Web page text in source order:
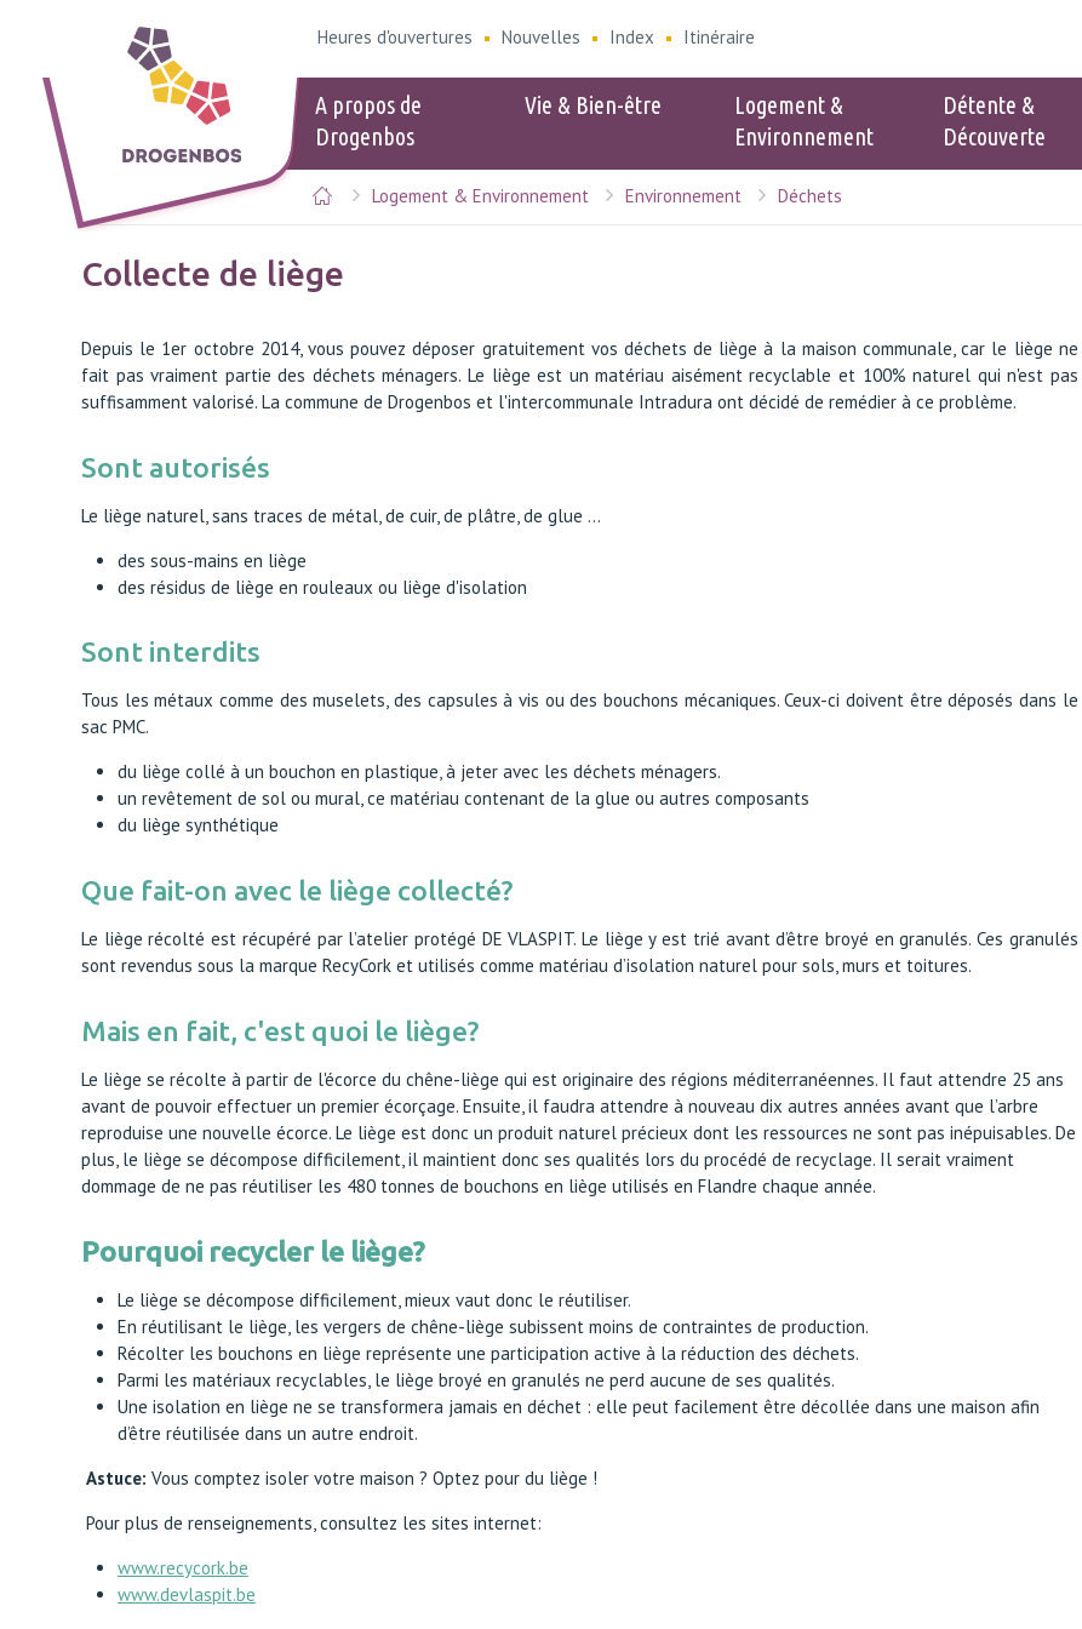
Heures d'ouvertures Nouvelles Index Itinéraire
A propos de
Drogenbos
Vie & Bien-être
eID
Logement &
Environnement
Calendrier des collectes
sélectives
Points de vente sac poubelles
Détente &
Découverte
Logement & Environnement Environnement Déchets
Collecte de liège
Depuis le 1er octobre 2014, vous pouvez déposer gratuitement vos déchets de liège à la maison communale, car le liège ne
fait pas vraiment partie des déchets ménagers. Le liège est un matériau aisément recyclable et 100% naturel qui n'est pas
suffisamment valorisé. La commune de Drogenbos et l'intercommunale Intradura ont décidé de remédier à ce problème.
Sont autorisés
Le liège naturel, sans traces de métal, de cuir, de plâtre, de glue ...
des sous-mains en liège
des résidus de liège en rouleaux ou liège d'isolation
Sont interdits
Tous les métaux comme des muselets, des capsules à vis ou des bouchons mécaniques. Ceux-ci doivent être déposés dans le
sac PMC.
du liège collé à un bouchon en plastique, à jeter avec les déchets ménagers.
un revêtement de sol ou mural, ce matériau contenant de la glue ou autres composants
du liège synthétique
Que fait-on avec le liège collecté?
Le liège récolté est récupéré par l’atelier protégé DE VLASPIT. Le liège y est trié avant d’être broyé en granulés. Ces granulés
sont revendus sous la marque RecyCork et utilisés comme matériau d’isolation naturel pour sols, murs et toitures.
Mais en fait, c'est quoi le liège?
Le liège se récolte à partir de l'écorce du chêne-liège qui est originaire des régions méditerranéennes. Il faut attendre 25 ans
avant de pouvoir effectuer un premier écorçage. Ensuite, il faudra attendre à nouveau dix autres années avant que l’arbre
reproduise une nouvelle écorce. Le liège est donc un produit naturel précieux dont les ressources ne sont pas inépuisables. De
plus, le liège se décompose difficilement, il maintient donc ses qualités lors du procédé de recyclage. Il serait vraiment
dommage de ne pas réutiliser les 480 tonnes de bouchons en liège utilisés en Flandre chaque année.
Pourquoi recycler le liège?
Le liège se décompose difficilement, mieux vaut donc le réutiliser.
En réutilisant le liège, les vergers de chêne-liège subissent moins de contraintes de production.
Récolter les bouchons en liège représente une participation active à la réduction des déchets.
Parmi les matériaux recyclables, le liège broyé en granulés ne perd aucune de ses qualités.
Une isolation en liège ne se transformera jamais en déchet : elle peut facilement être décollée dans une maison afin
d’être réutilisée dans un autre endroit.
Astuce: Vous comptez isoler votre maison ? Optez pour du liège !
Pour plus de renseignements, consultez les sites internet:
www.recycork.be
www.devlaspit.be